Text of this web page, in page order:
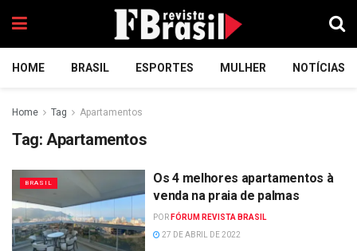
HOME BRASIL ESPORTES MULHER NOTÍCIAS
Home Tag Apartamentos
Tag: Apartamentos
BRASIL
Os 4 melhores apartamentos à
venda na praia de palmas
POR FÓRUM REVISTA BRASIL
27 DE ABRIL DE 2022